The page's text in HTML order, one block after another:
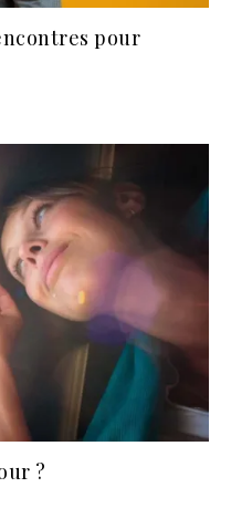
pour
?